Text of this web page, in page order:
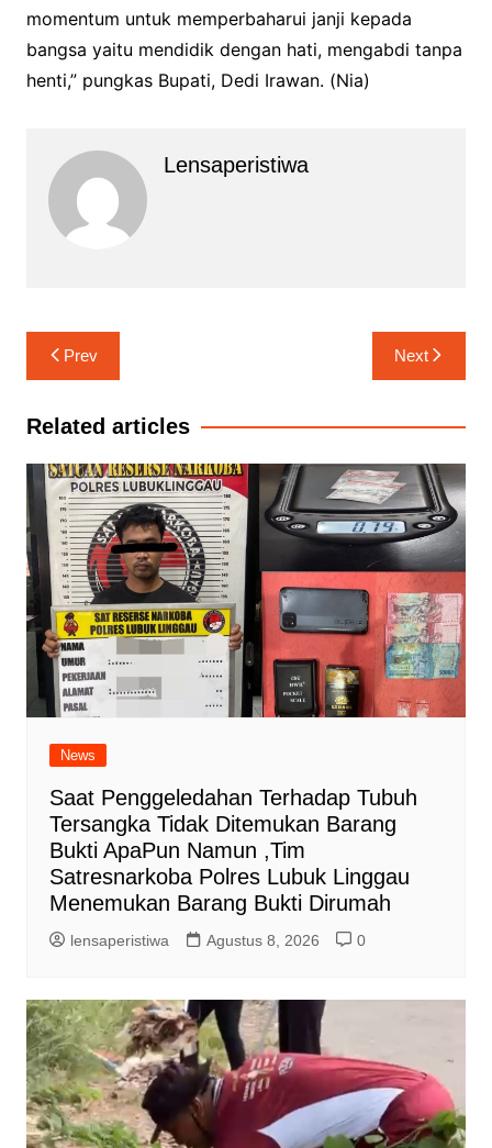
momentum untuk memperbaharui janji kepada
bangsa yaitu mendidik dengan hati, mengabdi tanpa
henti,” pungkas Bupati, Dedi Irawan. (Nia)
Lensaperistiwa
Navigasi
pos
Prev Next
Related articles
News
Saat Penggeledahan Terhadap Tubuh
Tersangka Tidak Ditemukan Barang
Bukti ApaPun Namun ,Tim
Satresnarkoba Polres Lubuk Linggau
Menemukan Barang Bukti Dirumah
lensaperistiwa Agustus 8, 2026 0